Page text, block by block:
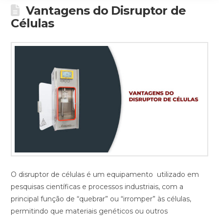
Vantagens do Disruptor de
Células
O disruptor de células é um equipamento utilizado em
pesquisas científicas e processos industriais, com a
principal função de “quebrar” ou “irromper” às células,
permitindo que materiais genéticos ou outros